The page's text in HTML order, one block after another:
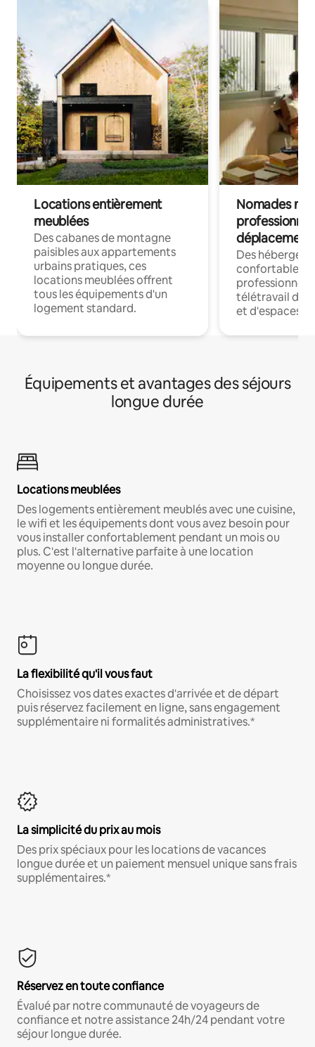
Locations entièrement
meublées
Des cabanes de montagne
paisibles aux appartements
urbains pratiques, ces
locations meublées offrent
tous les équipements d'un
logement standard.
Nomades
déplacement
Des
confortables
professionnels
télétravail
et d'espaces
Équipements et avantages des séjours
longue durée
Locations meublées
Des logements entièrement meublés avec une cuisine,
le wifi et les équipements dont vous avez besoin pour
vous installer confortablement pendant un mois ou
plus. C'est l'alternative parfaite à une location
moyenne ou longue durée.
La flexibilité qu'il vous faut
Choisissez vos dates exactes d'arrivée et de départ
puis réservez facilement en ligne, sans engagement
supplémentaire ni formalités administratives.*
La simplicité du prix au mois
Des prix spéciaux pour les locations de vacances
longue durée et un paiement mensuel unique sans frais
supplémentaires.*
Réservez en toute confiance
Évalué par notre communauté de voyageurs de
confiance et notre assistance 24h/24 pendant votre
séjour longue durée.